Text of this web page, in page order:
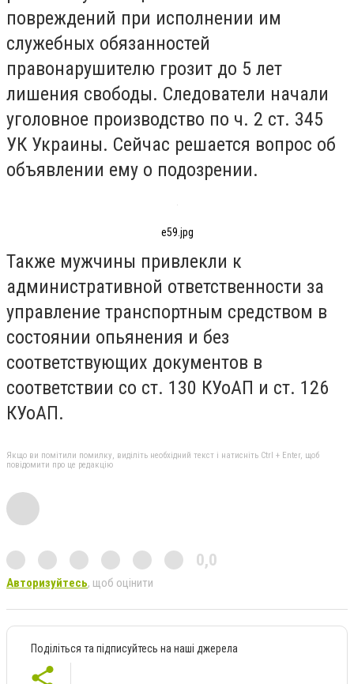
повреждений при исполнении им
служебных обязанностей
правонарушителю грозит до 5 лет
лишения свободы. Следователи начали
уголовное производство по ч. 2 ст. 345
УК Украины. Сейчас решается вопрос об
объявлении ему о подозрении.
e59.jpg
Также мужчины привлекли к
административной ответственности за
управление транспортным средством в
состоянии опьянения и без
соответствующих документов в
соответствии со ст. 130 КУоАП и ст. 126
КУоАП.
Якщо ви помітили помилку, виділіть необхідний текст і натисніть Ctrl + Enter, щоб
повідомити про це редакцію
0,0
Авторизуйтесь, щоб оцінити
Поділіться та підписуйтесь на наші джерела